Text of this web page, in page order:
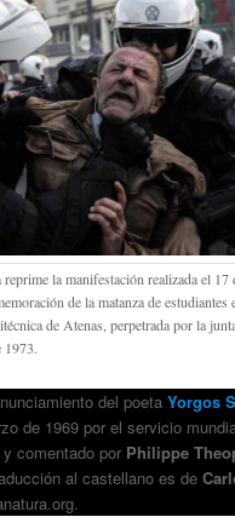
la manifestación realizada el 17
de la matanza de estudiantes
de Atenas, perpetrada por la
1973.
del poetaYorgos
de 1969 por el servicio
comentado por Philippe
al castellano es de